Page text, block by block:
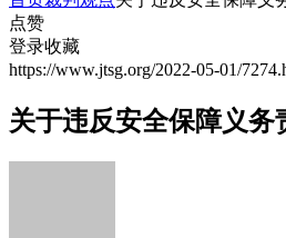
点赞
登录收藏
https://www.jtsg.org/2022-05-01/
关于违反安全保障义务